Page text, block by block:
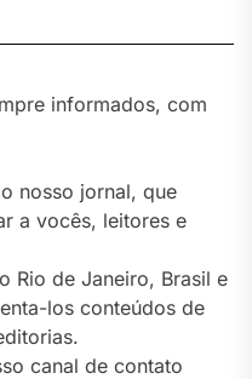
informados, com
nosso jornal, que
a vocês, leitores e
Rio de Janeiro, Brasil e
los conteúdos de
canal de contato